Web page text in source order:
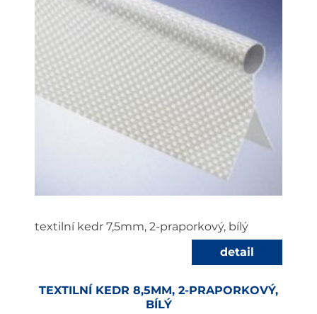
textilní kedr 7,5mm, 2-praporkový, bílý
detail
TEXTILNÍ KEDR 8,5MM, 2-PRAPORKOVÝ,
BÍLÝ